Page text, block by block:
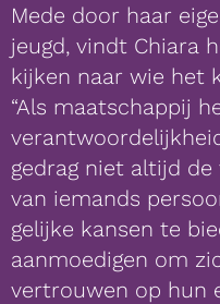
Mede door haar
jeugd, vindt Chiara
kijken naar wie het
“Als maatschappij
gedrag niet altijd de
van iemands
gelijke kansen te
aanmoedigen om
vertrouwen op hun